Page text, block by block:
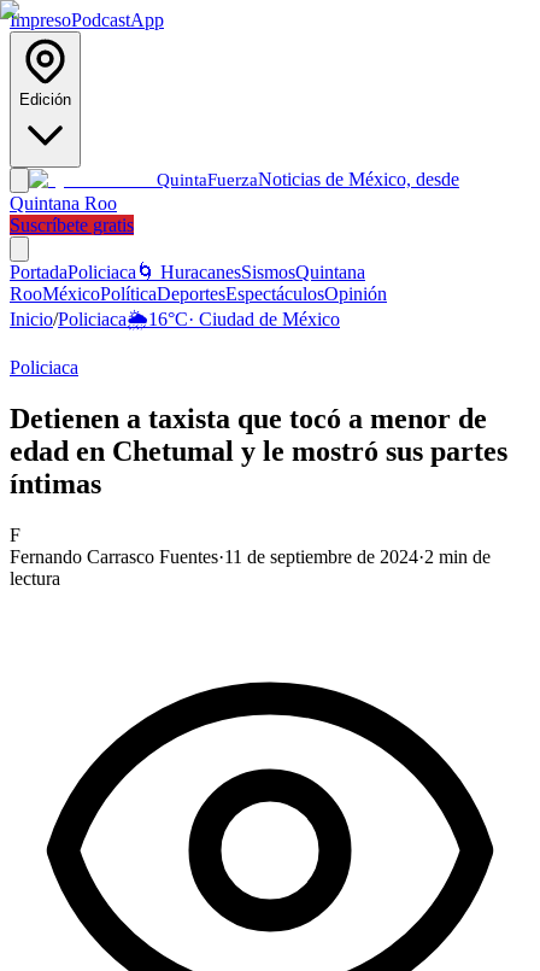
ImpresoPodcastApp
Edición
QuintaFuerzaNoticias de México, desde
Quintana Roo
Suscríbete gratis
PortadaPoliciaca 🌀 HuracanesSismosQuintana
RooMéxicoPolíticaDeportesEspectáculosOpinión
Inicio/Policiaca🌦️16°C· Ciudad de México
Policiaca
Detienen a taxista que tocó a menor de
edad en Chetumal y le mostró sus partes
íntimas
F
Fernando Carrasco Fuentes·11 de septiembre de 2024·2 min de
lectura